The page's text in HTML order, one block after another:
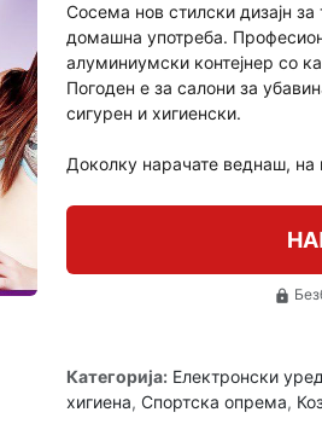
Сосема нов стилски дизајн
домашна употреба.
алуминиумски контејнер со
Погоден е за салони за
сигурен и хигиенски.
Доколку нарачате веднаш,
lock
Категорија: Електронски
хигиена, Спортска опрема,